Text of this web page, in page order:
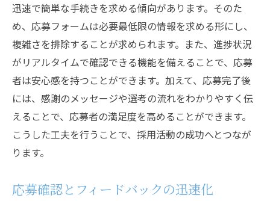
迅速で簡単な手続きを求める傾向があります。そのた
め、応募フォームは必要最低限の情報を求める形にし、
複雑さを排除することが求められます。また、進捗状況
がリアルタイムで確認できる機能を備えることで、応募
者は安心感を持つことができます。加えて、応募完了後
には、感謝のメッセージや選考の流れをわかりやすく伝
えることで、応募者の満足度を高めることができます。
こうした工夫を行うことで、採用活動の成功へとつなが
ります。
応募確認とフィードバックの迅速化